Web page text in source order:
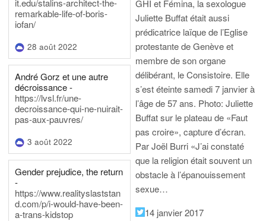
it.edu/stalins-architect-the-
remarkable-life-of-boris-
iofan/
28 août 2022
André Gorz et une autre
décroissance -
https://lvsl.fr/une-
decroissance-qui-ne-nuirait-
pas-aux-pauvres/
3 août 2022
Gender prejudice, the return
-
https://www.realityslaststan
d.com/p/i-would-have-been-
a-trans-kidstop
GHI et Fémina, la sexologue
Juliette Buffat était aussi
prédicatrice laïque de l’Eglise
protestante de Genève et
membre de son organe
délibérant, le Consistoire. Elle
s’est éteinte samedi 7 janvier à
l’âge de 57 ans. Photo: Juliette
Buffat sur le plateau de «Faut
pas croire», capture d’écran.
Par Joël Burri «J’ai constaté
que la religion était souvent un
obstacle à l’épanouissement
sexue…
14 janvier 2017